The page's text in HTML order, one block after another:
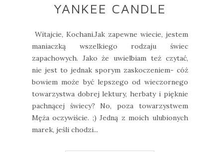
YANKEE CANDLE
Witajcie, Kochani.Jak zapewne wiecie, jestem
maniaczką wszelkiego rodzaju świec
zapachowych. Jako że uwielbiam też czytać,
nie jest to jednak sporym zaskoczeniem- cóż
bowiem może być lepszego od wieczornego
towarzystwa dobrej lektury, herbaty i pięknie
pachnącej świecy? No, poza towarzystwem
Męża oczywiście. ;) Jedną z moich ulubionych
marek, jeśli chodzi...